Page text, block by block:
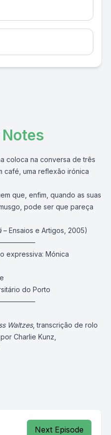
coloca na conversa de três
café, uma reflexão irónica
que, enfim, quando as suas
pode ser que pareça
– Ensaios e Artigos, 2005)
expressiva: Mónica
do Porto
Waltzes, transcrição de rolo
Charlie Kunz,
Next Episode